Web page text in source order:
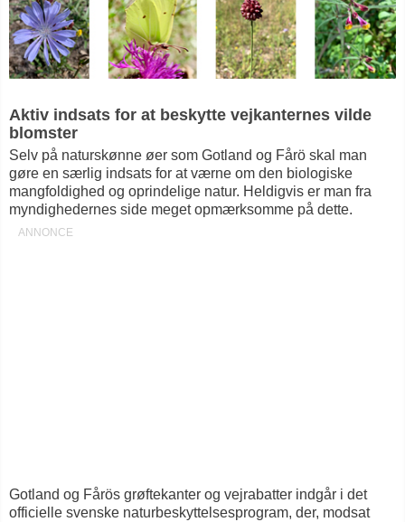
Aktiv indsats for at beskytte vejkanternes vilde
blomster
Selv på naturskønne øer som Gotland og Fårö skal man
gøre en særlig indsats for at værne om den biologiske
mangfoldighed og oprindelige natur. Heldigvis er man fra
myndighedernes side meget opmærksomme på dette.
Gotland og Fårös grøftekanter og vejrabatter indgår i det
officielle svenske naturbeskyttelsesprogram, der, modsat